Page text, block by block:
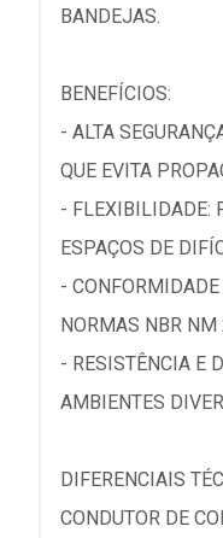
BANDEJAS.
BENEFÍCIOS:
- ALTA
QUE EVITA
- FLEXIBILIDADE:
ESPAÇOS DE
-
NORMAS NBR
- RESISTÊNCIA E
AMBIENTES
DIFERENCIAIS
CONDUTOR DE